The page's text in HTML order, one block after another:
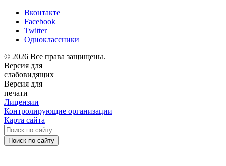
Вконтакте
Facebook
Twitter
Одноклассники
© 2026 Все права защищены.
Версия для
слабовидящих
Версия для
печати
Лицензии
Контролирующие организации
Карта сайта
Поиск по сайту